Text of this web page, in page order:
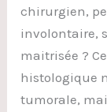
chirurgien,
involontaire,
maitrisée ?
histologique
tumorale,